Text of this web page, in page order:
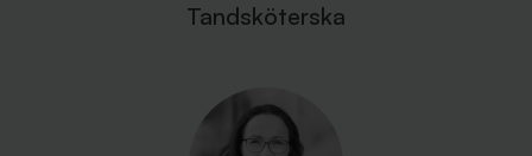
Tandsköterska